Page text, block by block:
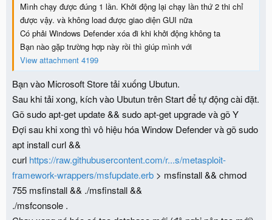
Mình chạy được đúng 1 lần. Khởi động lại chạy lần thứ 2 thi chỉ
được vậy. và không load được giao diện GUI nữa
Có phải Windows Defender xóa đi khi khởi động không ta
Bạn nào gặp trường hợp này rồi thì giúp mình với
View attachment 4199
Bạn vào Microsoft Store tải xuống Ubutun.
Sau khi tải xong, kích vào Ubutun trên Start để tự động cài đặt.
Gõ sudo apt-get update && sudo apt-get upgrade và gõ Y
Đợi sau khi xong thì vô hiệu hóa Window Defender và gõ sudo
apt install curl &&
curl https://raw.githubusercontent.com/r...s/metasploit-
framework-wrappers/msfupdate.erb > msfinstall && chmod
755 msfinstall && ./msfinstall &&
./msfconsole .